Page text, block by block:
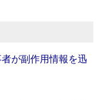
が副作用情報を迅